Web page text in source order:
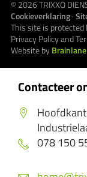
Contacteer
078 150
© 2026TRIXXO
Cookieverklaring·
This site is protected
Privacy Policyand
Website byBrainlane